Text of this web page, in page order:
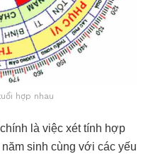
hợp nhau
là việc xét tính hợp
sinh cùng với các yếu